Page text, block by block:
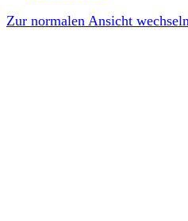
Zur normalen Ansicht